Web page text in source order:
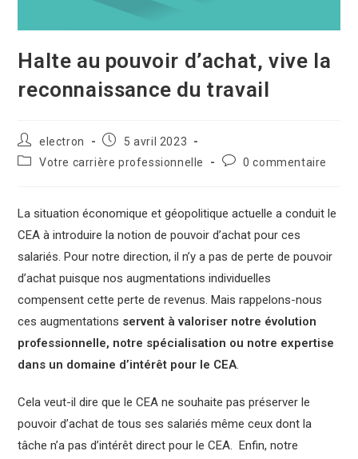
Halte au pouvoir d’achat, vive la
reconnaissance du travail
electron
5 avril 2023
Votre carrière professionnelle
0 commentaire
La situation économique et géopolitique actuelle a conduit le
CEA à introduire la notion de pouvoir d’achat pour ces
salariés. Pour notre direction, il n’y a pas de perte de pouvoir
d’achat puisque nos augmentations individuelles
compensent cette perte de revenus. Mais rappelons-nous
ces augmentations servent à valoriser notre évolution
professionnelle, notre spécialisation ou notre expertise
dans un domaine d’intérêt pour le CEA.
Cela veut-il dire que le CEA ne souhaite pas préserver le
pouvoir d’achat de tous ses salariés même ceux dont la
tâche n’a pas d’intérêt direct pour le CEA. Enfin, notre